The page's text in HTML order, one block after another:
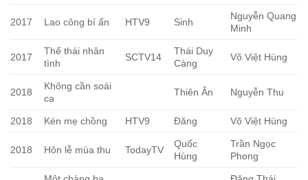
2017 Lao công bí ẩn HTV9 Sinh
Nguyễn Quang
Minh
2017
Thế thái nhân
tình
SCTV14
Thái Duy
Càng
Võ Việt Hùng
2018
Không cần soái
ca
Thiên Ân Nguyễn Thu
2018 Kén mẹ chồng HTV9 Đăng Võ Việt Hùng
2018 Hôn lễ mùa thu TodayTV
Quốc
Hùng
Trần Ngọc
Phong